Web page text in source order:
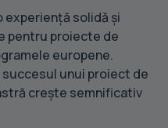
solidă și
pentru proiecte de
europene.
unui proiect de
crește semnificativ